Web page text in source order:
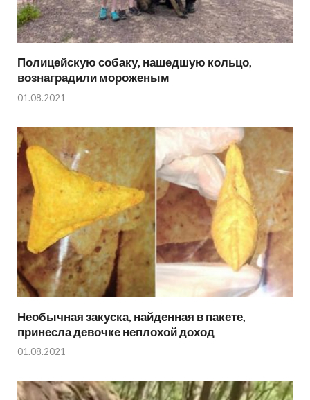
Полицейскую собаку, нашедшую кольцо,
вознаградили мороженым
01.08.2021
Необычная закуска, найденная в пакете,
принесла девочке неплохой доход
01.08.2021